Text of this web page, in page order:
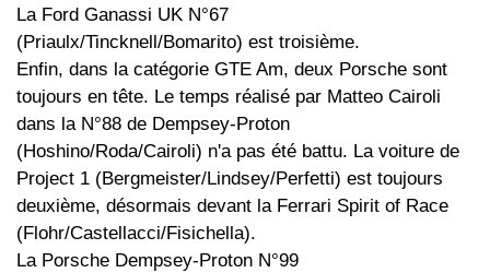
La Ford Ganassi UK N°67
(Priaulx/Tincknell/Bomarito) est troisième.
Enfin, dans la catégorie GTE Am, deux Porsche sont
toujours en tête. Le temps réalisé par Matteo Cairoli
dans la N°88 de Dempsey-Proton
(Hoshino/Roda/Cairoli) n'a pas été battu. La voiture de
Project 1 (Bergmeister/Lindsey/Perfetti) est toujours
deuxième, désormais devant la Ferrari Spirit of Race
(Flohr/Castellacci/Fisichella).
La Porsche Dempsey-Proton N°99